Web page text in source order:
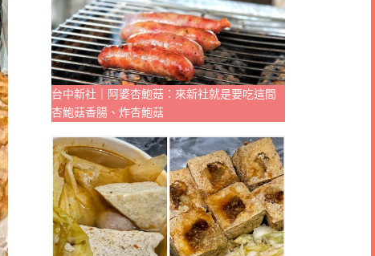
台中新社｜阿婆杏鮑菇：來新社就是要吃這間
杏鮑菇香腸、炸杏鮑菇